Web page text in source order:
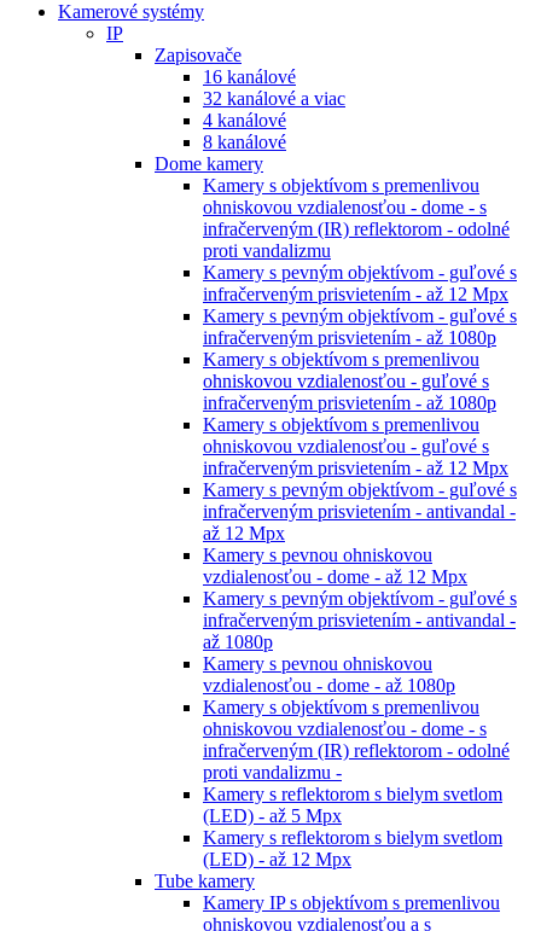
Kamerové systémy
IP
Zapisovače
16 kanálové
32 kanálové a viac
4 kanálové
8 kanálové
Dome kamery
Kamery s objektívom s premenlivou
ohniskovou vzdialenosťou - dome - s
infračerveným (IR) reflektorom - odolné
proti vandalizmu
Kamery s pevným objektívom - guľové s
infračerveným prisvietením - až 12 Mpx
Kamery s pevným objektívom - guľové s
infračerveným prisvietením - až 1080p
Kamery s objektívom s premenlivou
ohniskovou vzdialenosťou - guľové s
infračerveným prisvietením - až 1080p
Kamery s objektívom s premenlivou
ohniskovou vzdialenosťou - guľové s
infračerveným prisvietením - až 12 Mpx
Kamery s pevným objektívom - guľové s
infračerveným prisvietením - antivandal -
až 12 Mpx
Kamery s pevnou ohniskovou
vzdialenosťou - dome - až 12 Mpx
Kamery s pevným objektívom - guľové s
infračerveným prisvietením - antivandal -
až 1080p
Kamery s pevnou ohniskovou
vzdialenosťou - dome - až 1080p
Kamery s objektívom s premenlivou
ohniskovou vzdialenosťou - dome - s
infračerveným (IR) reflektorom - odolné
proti vandalizmu -
Kamery s reflektorom s bielym svetlom
(LED) - až 5 Mpx
Kamery s reflektorom s bielym svetlom
(LED) - až 12 Mpx
Tube kamery
Kamery IP s objektívom s premenlivou
ohniskovou vzdialenosťou a s